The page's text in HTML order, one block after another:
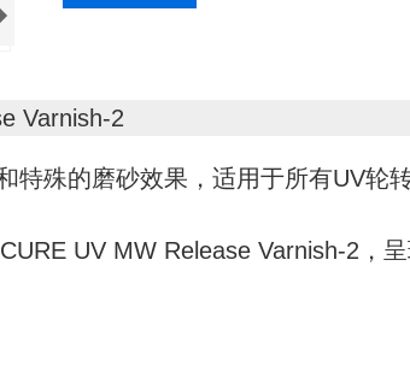
Varnish-2
特殊的磨砂效果，适用于所有UV轮
UV MW Release Varnish-2，呈